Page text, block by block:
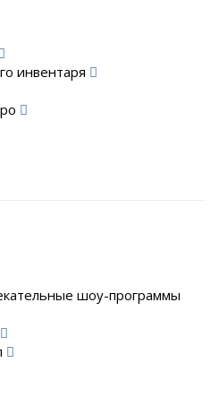
инвентаря
шоу-программы